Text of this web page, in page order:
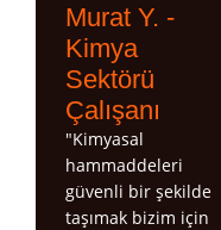
Murat Y. -
Kimya
Sektörü
Çalışanı
"Kimyasal
hammaddeleri
güvenli bir şekilde
taşımak bizim için